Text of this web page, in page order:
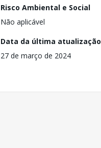
Risco Ambiental e Social
Não aplicável
Data da última atualização
27 de março de 2024